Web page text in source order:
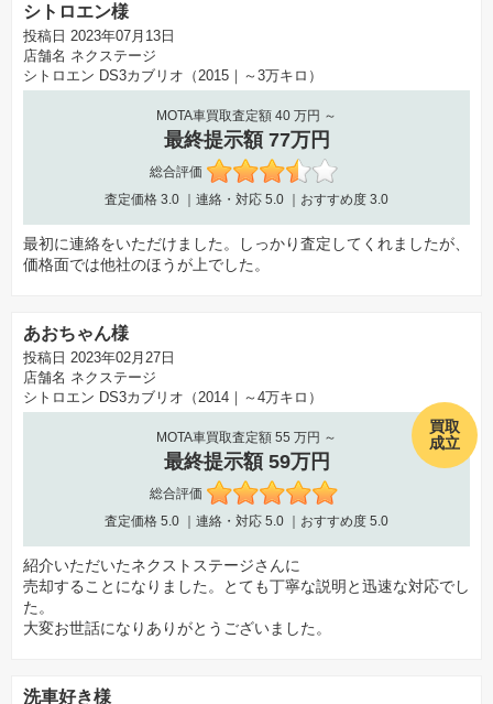
シトロエン様
投稿日 2023年07月13日
店舗名 ネクステージ
シトロエン DS3カブリオ（2015｜～3万キロ）
MOTA車買取査定額 40 万円 ～
最終提示額 77万円
総合評価
査定価格 3.0 ｜連絡・対応 5.0 ｜おすすめ度 3.0
最初に連絡をいただけました。しっかり査定してくれましたが、
価格面では他社のほうが上でした。
あおちゃん様
投稿日 2023年02月27日
店舗名 ネクステージ
シトロエン DS3カブリオ（2014｜～4万キロ）
買取
成立
MOTA車買取査定額 55 万円 ～
最終提示額 59万円
総合評価
査定価格 5.0 ｜連絡・対応 5.0 ｜おすすめ度 5.0
紹介いただいたネクストステージさんに
売却することになりました。とても丁寧な説明と迅速な対応でし
た。
大変お世話になりありがとうございました。
洗車好き様